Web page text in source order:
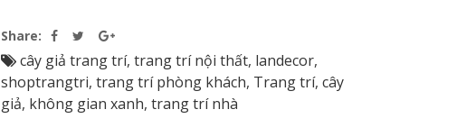
Share:
cây giả trang trí, trang trí nội thất, landecor,
shoptrangtri, trang trí phòng khách, Trang trí, cây
giả, không gian xanh, trang trí nhà